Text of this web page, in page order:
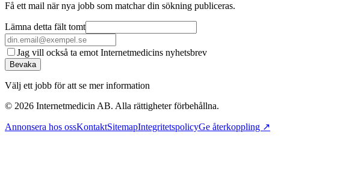
Få ett mail när nya jobb som matchar din sökning publiceras.
Lämna detta fält tomt
Jag vill också ta emot Internetmedicins nyhetsbrev
Bevaka
Välj ett jobb för att se mer information
© 2026 Internetmedicin AB. Alla rättigheter förbehållna.
Annonsera hos ossKontaktSitemapIntegritetspolicyGe återkoppling ↗